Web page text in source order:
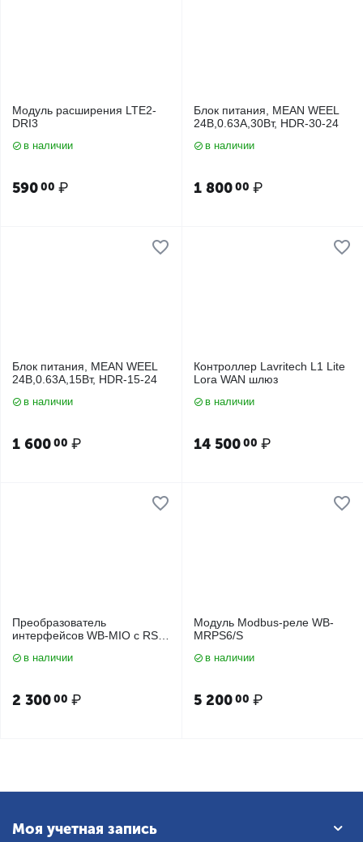
Модуль расширения LTE2-
DRI3
в наличии
59000 ₽
Блок питания, MEAN WEEL
24В,0.63А,30Вт, HDR-30-24
в наличии
1 80000 ₽
Блок питания, MEAN WEEL
24В,0.63А,15Вт, HDR-15-24
в наличии
1 60000 ₽
Контроллер Lavritech L1 Lite
Lora WAN шлюз
в наличии
14 50000 ₽
Преобразователь
интерфейсов WB-MIO c RS-
в наличии
2 30000 ₽
Модуль Modbus-реле WB-
MRPS6/S
в наличии
5 20000 ₽
Моя учетная запись